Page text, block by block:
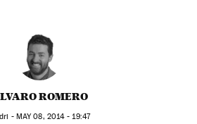
ROMERO
- MAY08, 2014 - 19:47